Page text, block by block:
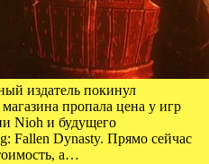
издатель покинул
пропала цена у игр
Nioh и будущего
Fallen Dynasty. Прямо сейчас
а…